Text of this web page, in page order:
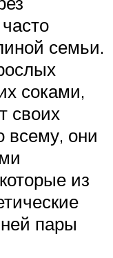
семьи.
соками,
своих
всему, они
из
пары